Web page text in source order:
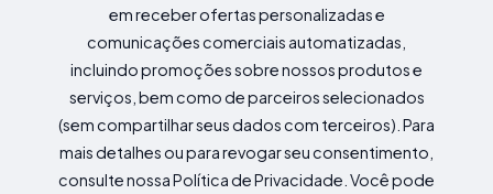
em receber ofertas personalizadas e
comunicações comerciais automatizadas,
incluindo promoções sobre nossos produtos e
serviços, bem como de parceiros selecionados
(sem compartilhar seus dados com terceiros). Para
mais detalhes ou para revogar seu consentimento,
consulte nossa Política de Privacidade. Você pode